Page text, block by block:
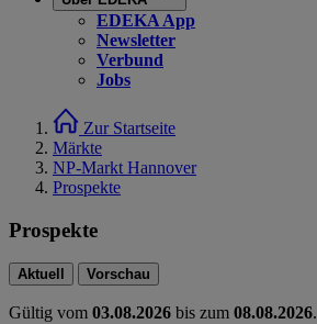
EDEKA App
Newsletter
Verbund
Jobs
Zur Startseite
Märkte
NP-Markt Hannover
Prospekte
Prospekte
Aktuell Vorschau
Gültig vom 03.08.2026 bis zum 08.08.2026.